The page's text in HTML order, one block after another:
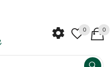
0 0